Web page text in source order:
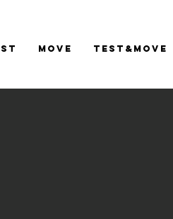
Move Test&Move